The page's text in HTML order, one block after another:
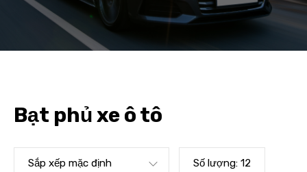
Bạt phủ xe ô tô
Sắp xếp mặc định Số lượng: 12